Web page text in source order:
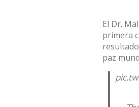
El Dr.
primera
paz